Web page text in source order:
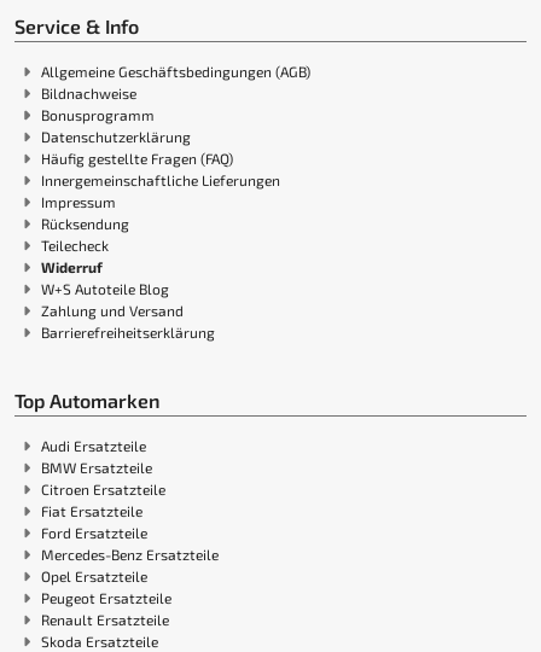
Service & Info
Allgemeine Geschäftsbedingungen (AGB)
Bildnachweise
Bonusprogramm
Datenschutzerklärung
Häufig gestellte Fragen (FAQ)
Innergemeinschaftliche Lieferungen
Impressum
Rücksendung
Teilecheck
Widerruf
W+S Autoteile Blog
Zahlung und Versand
Barrierefreiheitserklärung
Top Automarken
Audi Ersatzteile
BMW Ersatzteile
Citroen Ersatzteile
Fiat Ersatzteile
Ford Ersatzteile
Mercedes-Benz Ersatzteile
Opel Ersatzteile
Peugeot Ersatzteile
Renault Ersatzteile
Skoda Ersatzteile